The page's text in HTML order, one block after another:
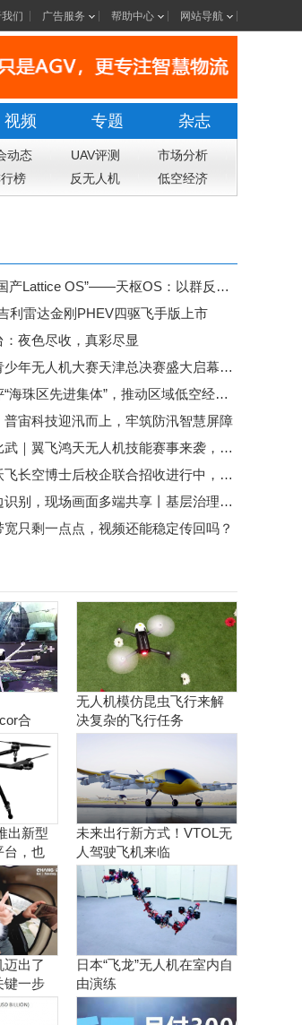
们 广告服务 帮助中心 网站导航
视频 专题 杂志
动态 UAV评测
市场分析
榜 反无人机 低空经济
深度拆解｜“国产Lattice OS”——天枢OS：以群反群，构建中国自主低空反无人机蜂群作战体系
利雷达金刚PHEV四驱飞手版上市
夜色尽收，真彩尽显
第十届全国青少年无人机大赛天津总决赛盛大启幕，高巨创新五大核心赛项赋能科创舞台
中科云图获评“海珠区先进集体”，推动区域低空经济从示范走向常态
普宙科技迎汛而上，牢筑防汛智慧屏障
王牌飞手大比武｜翼飞鸿天无人机技能赛事来袭，现金大奖等你来拿
邀你同行！沃飞长空博士后校企联合招收进行中，共筑低空人才高地
无人机边飞边识别，现场画面多端共享丨基层治理问题秒级响应
只剩一点点，视频还能稳定传回吗？
合
料电池
无人机模仿昆虫飞行来解
决复杂的飞行任务
出新型
台，也
相机
未来出行新方式！VTOL无
人驾驶飞机来临
迈出了
键一步
日本“飞龙”无人机在室内自
由演练